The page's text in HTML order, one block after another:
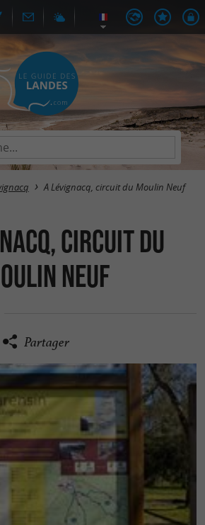
A Lévignacq, circuit du Moulin Neuf
circuit du
Neuf
Partager